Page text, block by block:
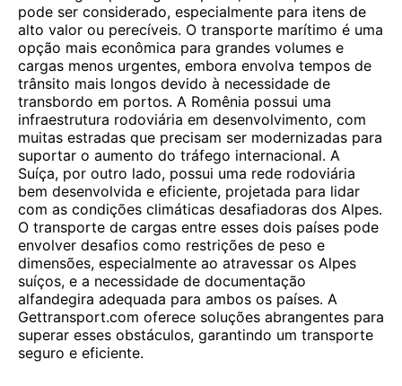
pode ser considerado, especialmente para itens de
alto valor ou perecíveis. O transporte marítimo é uma
opção mais econômica para grandes volumes e
cargas menos urgentes, embora envolva tempos de
trânsito mais longos devido à necessidade de
transbordo em portos. A Romênia possui uma
infraestrutura rodoviária em desenvolvimento, com
muitas estradas que precisam ser modernizadas para
suportar o aumento do tráfego internacional. A
Suíça, por outro lado, possui uma rede rodoviária
bem desenvolvida e eficiente, projetada para lidar
com as condições climáticas desafiadoras dos Alpes.
O transporte de cargas entre esses dois países pode
envolver desafios como restrições de peso e
dimensões, especialmente ao atravessar os Alpes
suíços, e a necessidade de documentação
alfandegira adequada para ambos os países. A
Gettransport.com oferece soluções abrangentes para
superar esses obstáculos, garantindo um transporte
seguro e eficiente.